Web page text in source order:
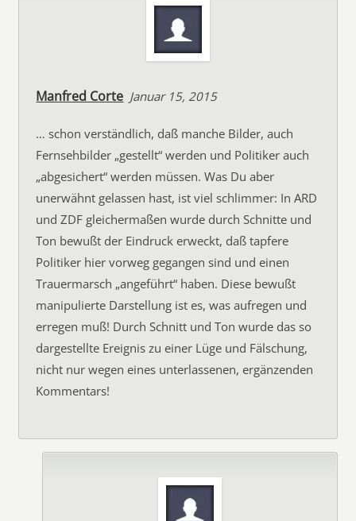
Manfred Corte Januar 15, 2015
… schon verständlich, daß manche Bilder, auch
Fernsehbilder „gestellt“ werden und Politiker auch
„abgesichert“ werden müssen. Was Du aber
unerwähnt gelassen hast, ist viel schlimmer: In ARD
und ZDF gleichermaßen wurde durch Schnitte und
Ton bewußt der Eindruck erweckt, daß tapfere
Politiker hier vorweg gegangen sind und einen
Trauermarsch „angeführt“ haben. Diese bewußt
manipulierte Darstellung ist es, was aufregen und
erregen muß! Durch Schnitt und Ton wurde das so
dargestellte Ereignis zu einer Lüge und Fälschung,
nicht nur wegen eines unterlassenen, ergänzenden
Kommentars!